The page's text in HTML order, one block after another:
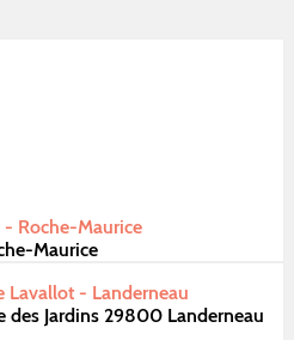
Roche-Maurice
Maurice
Lavallot - Landerneau
des Jardins 29800 Landerneau